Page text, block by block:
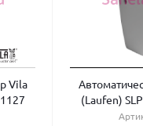
Vila
(Laufen)